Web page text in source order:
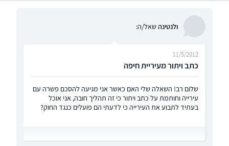
ולנטינהשאל/ה:
כתב ויתור מעיריית חיפה
11/5/2012
שלום רב! השאלה שלי האם כאשר אני מגיעה להסכם פשרה עם
עירייה וחותמת על כתב ויתור כי זה תהליך חובה, אני אוכל
בעתיד לתבוע את העירייה כי לדעתי הם פועלים כנגד החוק?